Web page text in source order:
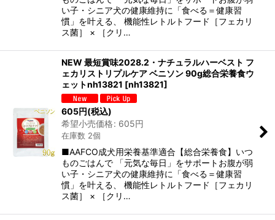
い子・シニア犬の健康維持に「食べる＝健康習
慣」を叶える、 機能性レトルトフード［フェカリ
ス菌］ × ［クリ…
NEW 最短賞味2028.2・ナチュラルハーベスト フ
ェカリストリプルケア ベニソン 90g総合栄養食ウ
ェットnh13821 [nh13821]
605円(税込)
希望小売価格: 605円
在庫数 2個
■AAFCO成犬用栄養基準適合【総合栄養食】いつ
ものごはんで 「元気な毎日」をサポートお腹が弱
い子・シニア犬の健康維持に「食べる＝健康習
慣」を叶える、 機能性レトルトフード［フェカリ
ス菌］ × ［クリ…